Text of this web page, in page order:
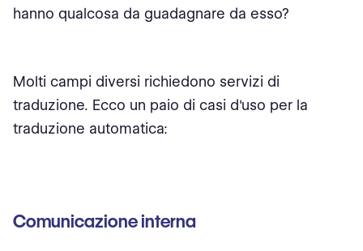
hanno qualcosa da guadagnare da esso?
Molti campi diversi richiedono servizi di
traduzione. Ecco un paio di casi d'uso per la
traduzione automatica:
Comunicazione interna